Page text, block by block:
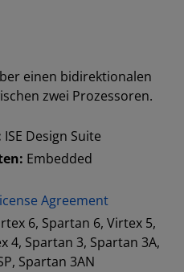
einen bidirektionalen
zwei Prozessoren.
ISE Design Suite
Embedded
Agreement
6, Spartan 6, Virtex 5,
4, Spartan 3, Spartan 3A,
Spartan 3AN